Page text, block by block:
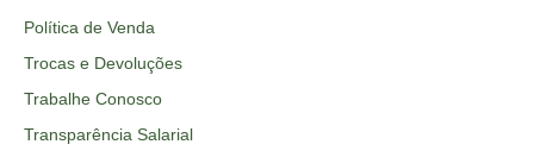
Política de Venda
Trocas e Devoluções
Trabalhe Conosco
Transparência Salarial